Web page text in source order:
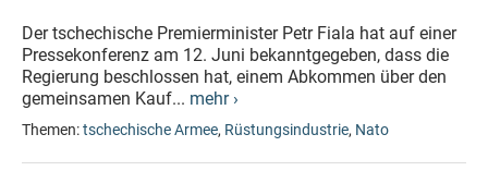
Der tschechische Premierminister Petr Fiala hat auf einer
Pressekonferenz am 12. Juni bekanntgegeben, dass die
Regierung beschlossen hat, einem Abkommen über den
gemeinsamen Kauf... mehr ›
Themen:tschechische Armee, Rüstungsindustrie, Nato